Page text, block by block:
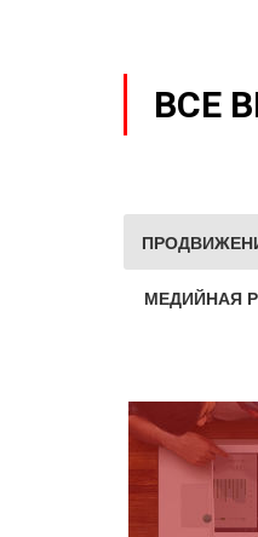
ВСЕ
МЕДИЙНАЯ